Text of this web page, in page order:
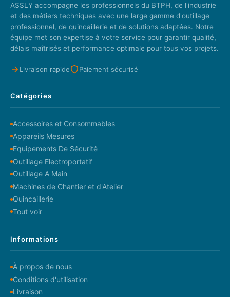
ASSLY accompagne les professionnels du BTPH, de l'industrie
et des métiers techniques avec une large gamme d'outillage
professionnel, de quincaillerie et de solutions adaptées. Notre
équipe met son expertise à votre service pour garantir qualité,
délais maîtrisés et performance optimale pour tous vos projets.
Livraison rapide Paiement sécurisé
Catégories
Accessoires et Consommables
Appareils Mesures
Equipements De Sécurité
Outillage Electroportatif
Outillage A Main
Machines de Chantier et d'Atelier
Quincaillerie
Tout voir
Informations
À propos de nous
Conditions d'utilisation
Livraison